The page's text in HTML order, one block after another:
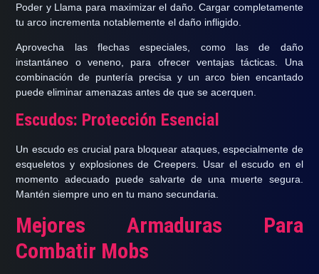
Poder y Llama para maximizar el daño. Cargar completamente
tu arco incrementa notablemente el daño infligido.
Aprovecha las flechas especiales, como las de daño
instantáneo oveneno , para ofrecer ventajas tácticas. Una
combinación de puntería precisa y un arco bien encantado
puede eliminar amenazas antes de que se acerquen.
Escudos: Protección Esencial
Un escudo es crucial para bloquear ataques,especialmente de
esqueletos y explosiones de Creepers. Usar el escudo en el
momento adecuado puede salvarte de una muerte segura.
Mantén siempre uno en tu mano secundaria.
Mejores Armaduras Para
Combatir Mobs